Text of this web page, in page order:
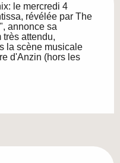
le mercredi 4
révélée par The
annonce sa
très attendu,
la scène musicale
d'Anzin (hors les